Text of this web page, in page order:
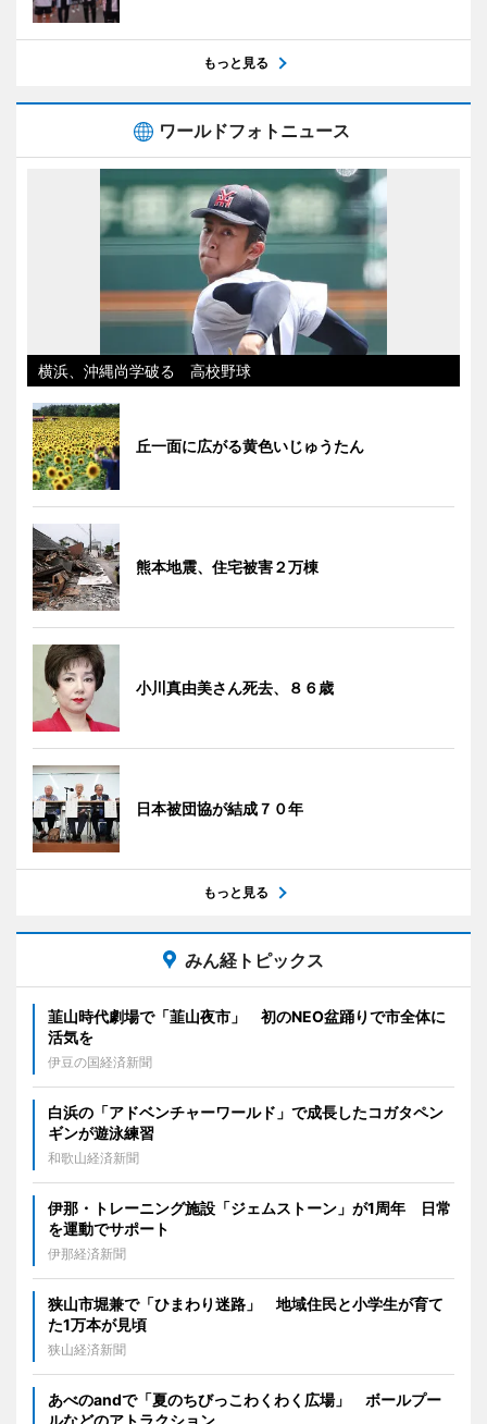
もっと見る
ワールドフォトニュース
横浜、沖縄尚学破る 高校野球
丘一面に広がる黄色いじゅうたん
熊本地震、住宅被害２万棟
小川真由美さん死去、８６歳
日本被団協が結成７０年
もっと見る
みん経トピックス
韮山時代劇場で「韮山夜市」 初のNEO盆踊りで市全体に
活気を
伊豆の国経済新聞
白浜の「アドベンチャーワールド」で成長したコガタペン
ギンが遊泳練習
和歌山経済新聞
伊那・トレーニング施設「ジェムストーン」が1周年 日常
を運動でサポート
伊那経済新聞
狭山市堀兼で「ひまわり迷路」 地域住民と小学生が育て
た1万本が見頃
狭山経済新聞
あべのandで「夏のちびっこわくわく広場」 ボールプー
ルなどのアトラクション